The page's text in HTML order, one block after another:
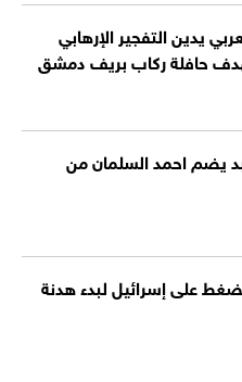
يدين التفجير الإرهابي
حافلة ركاب بريف دمشق
يضم احمد السلمان من
على إسرائيل لبدء هدنة